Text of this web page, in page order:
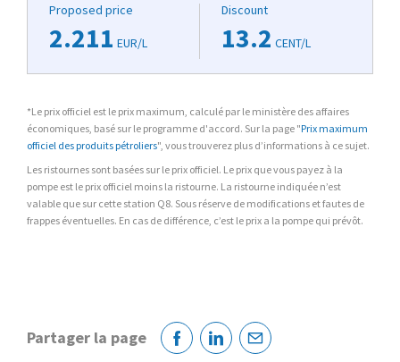
Proposed price
2.211 EUR/L
Discount
13.2 CENT/L
*Le prix officiel est le prix maximum, calculé par le ministère des affaires
économiques, basé sur le programme d'accord. Sur la page "Prix maximum
officiel des produits pétroliers", vous trouverez plus d’informations à ce sujet.
Les ristournes sont basées sur le prix officiel. Le prix que vous payez à la
pompe est le prix officiel moins la ristourne. La ristourne indiquée n’est
valable que sur cette station Q8. Sous réserve de modifications et fautes de
frappes éventuelles. En cas de différence, c’est le prix a la pompe qui prévôt.
Partager la page